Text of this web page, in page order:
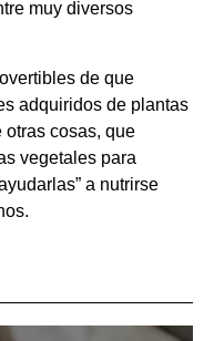
muy diversos
de que
adquiridos de plantas
otras cosas, que
vegetales para
a nutrirse